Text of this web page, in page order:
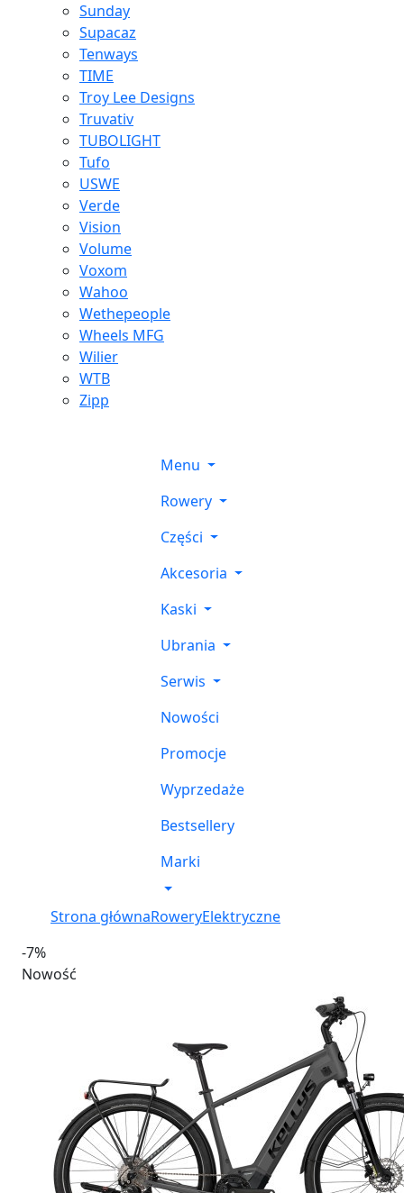
Sunday
Supacaz
Tenways
TIME
Troy Lee Designs
Truvativ
TUBOLIGHT
Tufo
USWE
Verde
Vision
Volume
Voxom
Wahoo
Wethepeople
Wheels MFG
Wilier
WTB
Zipp
Menu
Rowery
Części
Akcesoria
Kaski
Ubrania
Serwis
Nowości
Promocje
Wyprzedaże
Bestsellery
Marki
Strona głównaRoweryElektryczne
-7%
Nowość